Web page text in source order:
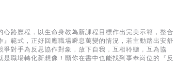
心路歷程，以生命身教為新課程目標作出完美示範，整合
範式，正好回應職場瞬息萬變的情況，若主動踏出安舒
對手為反思協作對象，放下自我，互相聆聽，互為協
職場轉化新想像！願你在書中也能找到事奉崗位的『反